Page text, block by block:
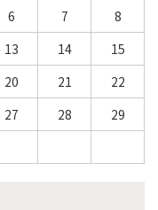
6 7
8
13 14
15
20 21
22
27 28
29